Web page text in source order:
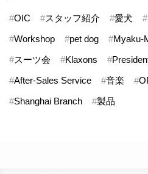
#OIC #スタッフ紹介 #愛犬 #
#Workshop #pet dog #Myaku-
#スーツ会 #Klaxons #
#After-Sales Service #音楽 #
#Shanghai Branch #製品